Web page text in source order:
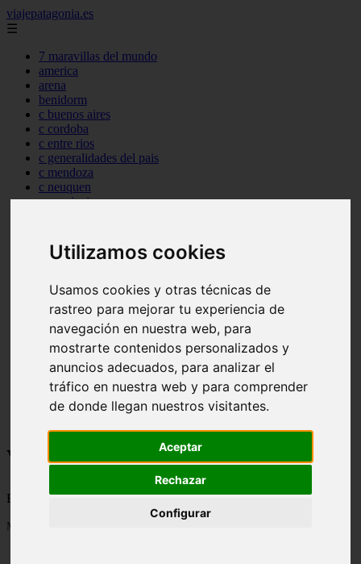
Utilizamos cookies
Usamos cookies y otras técnicas de
rastreo para mejorar tu experiencia de
navegación en nuestra web, para
mostrarte contenidos personalizados y
anuncios adecuados, para analizar el
tráfico en nuestra web y para comprender
de donde llegan nuestros visitantes.
Aceptar
Rechazar
Configurar
viajepatagonia.es
☰
7 maravillas del mundo
america
arena
benidorm
c buenos aires
c cordoba
c entre rios
c generalidades del pais
c mendoza
c neuquen
c provincias
c tierra de fuego
c tucuman
carmen
category
destinos
gijon
lanzarote
monumentos
naturaleza
san
Viajes a la Patagonia
Blog sobre la Patagonia en particular y sobre turismo en general
Mostrando 1 - 24 de 477 artículos